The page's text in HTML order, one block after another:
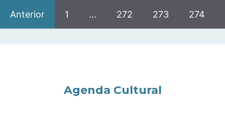
Anterior 1 … 272 273 274
Agenda Cultural